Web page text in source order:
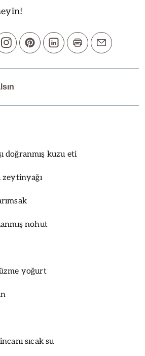
doğranmış kuzu eti
zeytinyağı
nohut
yoğurt
sıcak su